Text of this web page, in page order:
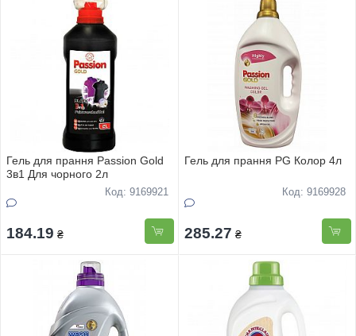
Гель для прання Passion Gold
3в1 Для чорного 2л
Код: 9169921
184.19 ₴
Гель для прання PG Колор 4л
Код: 9169928
285.27 ₴